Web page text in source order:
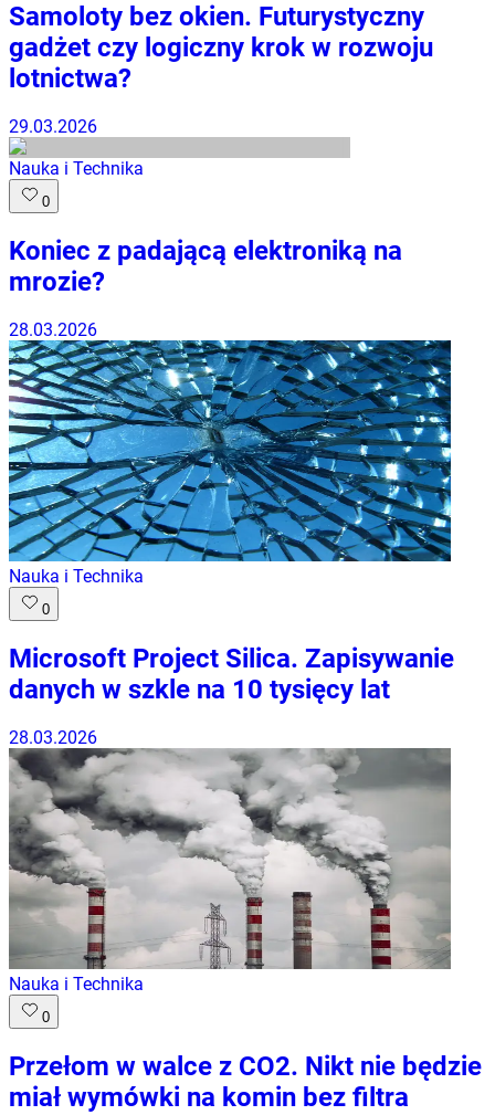
Samoloty bez okien. Futurystyczny
gadżet czy logiczny krok w rozwoju
lotnictwa?
29.03.2026
Nauka i Technika
0
Koniec z padającą elektroniką na
mrozie?
28.03.2026
Nauka i Technika
0
Microsoft Project Silica. Zapisywanie
danych w szkle na 10 tysięcy lat
28.03.2026
Nauka i Technika
0
Przełom w walce z CO2. Nikt nie będzie
miał wymówki na komin bez filtra